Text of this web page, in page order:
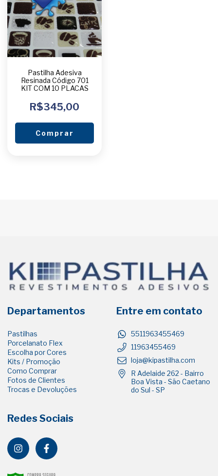
Pastilha Adesiva
Resinada Código 701
KIT COM 10 PLACAS
R$345,00
Comprar
Departamentos
Pastilhas
Porcelanato Flex
Escolha por Cores
Kits / Promoção
Como Comprar
Fotos de Clientes
Trocas e Devoluções
Entre em contato
5511963455469
11963455469
loja@kipastilha.com
R Adelaide 262 - Bairro
Boa Vista - São Caetano
do Sul - SP
Redes Sociais